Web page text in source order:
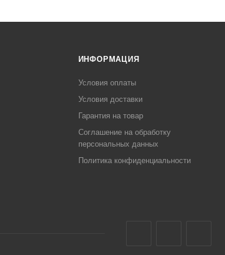
ИНФОРМАЦИЯ
Условия оплаты
Условия доставки
Гарантия на товар
Соглашение на обработку
персональных данных
Политика конфиденциальности